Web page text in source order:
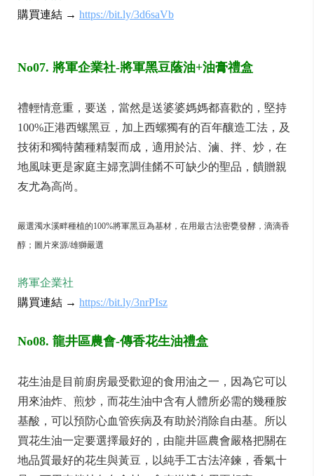
購買連結 → https://bit.ly/3d6saVb
No07. 將軍企業社-將軍黑豆蔭油+油膏禮盒
禮輕情意重，要送，當然是送婆婆媽媽都喜歡的，堅持
100%正港西螺黑豆，加上西螺獨有的百年釀造工法，及
技術和獨特菌種精製而成，適用於沾、滷、拌、炒，在
地風味更是家庭主婦烹調佳餚不可缺少的聖品，饋贈親
友尤為高尚。
嚴選濁水溪畔種植的100%將軍黑豆為基材，在用最古法密甕發酵，滴滴香
醇；圖片來源/雄獅嚴選
將軍企業社
購買連結 → https://bit.ly/3nrPIsz
No08. 龍井區農會-傳香花生油禮盒
花生油是目前廚房最受歡迎的食用油之一，因為它可以
用來油炸、煎炒，而花生油中含有人體所必需的幾種胺
基酸，可以預防心血管疾病及有助於消除自由基。所以
買花生油一定要選擇最好的，由龍井區農會嚴格把關在
地品質最好的花生與黃豆，以純手工古法淬鍊，香氣十